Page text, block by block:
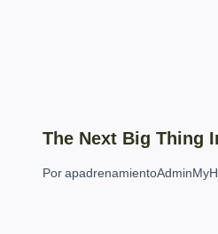
The Next Big Thing
Por apadrenamientoAdminMyH